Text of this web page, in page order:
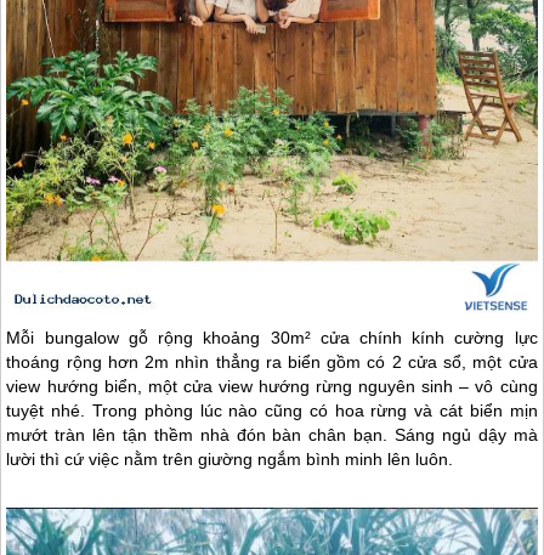
Mỗi bungalow gỗ rộng khoảng 30m² cửa chính kính cường lực
thoáng rộng hơn 2m nhìn thẳng ra biển gồm có 2 cửa sổ, một cửa
view hướng biển, một cửa view hướng rừng nguyên sinh – vô cùng
tuyệt nhé. Trong phòng lúc nào cũng có hoa rừng và cát biển mịn
mướt tràn lên tận thềm nhà đón bàn chân bạn. Sáng ngủ dậy mà
lười thì cứ việc nằm trên giường ngắm bình minh lên luôn.